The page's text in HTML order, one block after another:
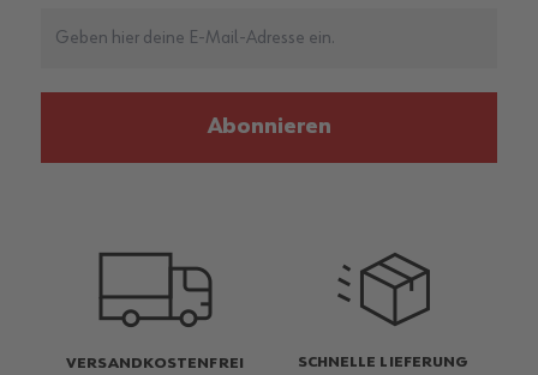
Abonnieren
VERSANDKOSTENFREI SCHNELLE LIEFERUNG